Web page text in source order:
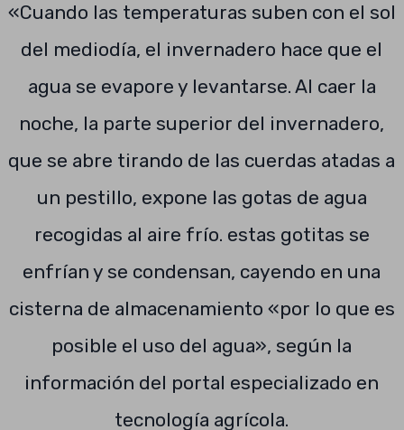
«Cuando las temperaturas suben con el sol
del mediodía, el invernadero hace que el
agua se evapore y levantarse. Al caer la
noche, la parte superior del invernadero,
que se abre tirando de las cuerdas atadas a
un pestillo, expone las gotas de agua
recogidas al aire frío. estas gotitas se
enfrían y se condensan, cayendo en una
cisterna de almacenamiento «por lo que es
posible el uso del agua», según la
información del portal especializado en
tecnología agrícola.